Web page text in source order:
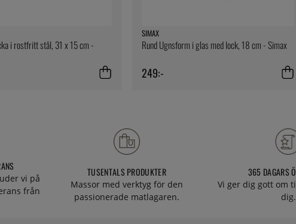
i rostfritt stål, 31 x 15 cm -
SIMAX
Rund Ugnsform i glas med lock, 18 cm - Simax
249:-
vi på
från
TUSENTALS PRODUKTER
Massor med verktyg för den
passionerade matlagaren.
365 DAGARS
Vi ger dig gott om
dig.